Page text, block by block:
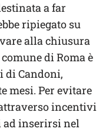
a far
ripiegato su
alla chiusura
di Roma è
di Candoni,
mesi. Per evitare
incentivi
inserirsi nel